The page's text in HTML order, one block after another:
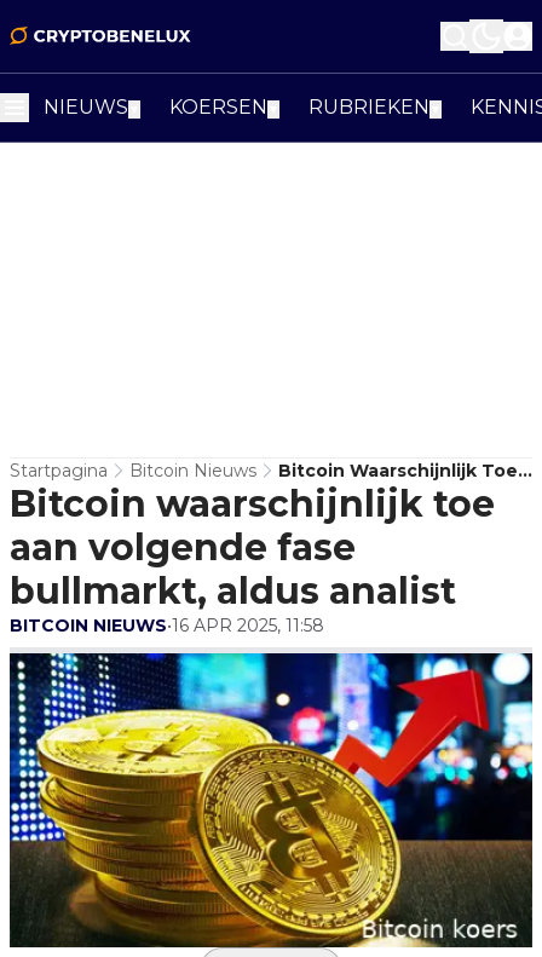
NIEUWS KOERSEN RUBRIEKEN
Startpagina Bitcoin Nieuws
Bitcoin Waarschijnlijk Toe
Aan Volgende Fase
Bullmarkt, Aldus Analist
Bitcoin waarschijnlijk toe
aan volgende fase
bullmarkt, aldus analist
BITCOIN NIEUWS•16 APR 2025, 11:58